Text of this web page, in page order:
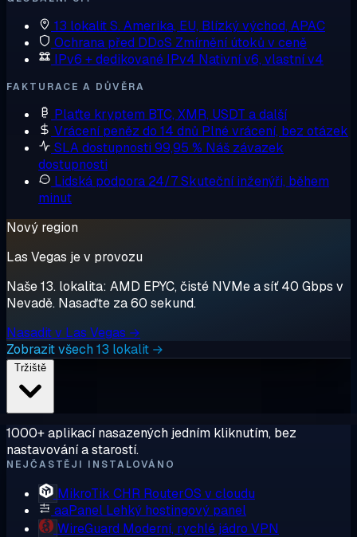
13 lokalitS. Amerika, EU, Blízký východ, APAC
Ochrana před DDoS Zmírnění útoků v ceně
IPv6 + dedikované IPv4 Nativní v6, vlastní v4
FAKTURACE A DŮVĚRA
Plaťte kryptem BTC, XMR, USDT a další
Vrácení peněz do 14 dnů Plné vrácení, bez otázek
SLA dostupnosti 99,95 % Náš závazek
dostupnosti
Lidská podpora 24/7Skuteční inženýři, během
minut
Nový region
Las Vegas je v provozu
Naše 13. lokalita: AMD EPYC, čisté NVMe a síť 40 Gbps v
Nevadě. Nasaďte za 60 sekund.
Nasadit v Las Vegas →
Zobrazit všech 13 lokalit →
1000+ aplikací nasazených jedním kliknutím, bez
nastavování a starostí.
NEJČASTĚJI INSTALOVÁNO
MikroTik CHR RouterOS v cloudu
aaPanel Lehký hostingový panel
WireGuard Moderní, rychlé jádro VPN